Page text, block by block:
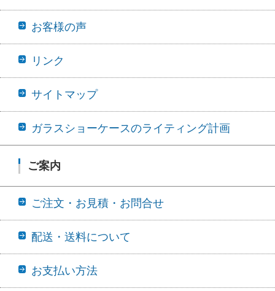
お客様の声
リンク
サイトマップ
ガラスショーケースのライティング計画
ご案内
ご注文・お見積・お問合せ
配送・送料について
お支払い方法